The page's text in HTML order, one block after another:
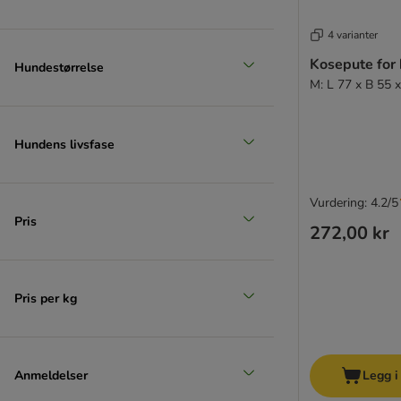
17
Hundestørrelse
Hundens livsfase
Pris
Pris per kg
Anmeldelser
4 varianter
Kosepute for
M: L 77 x B 55
272,00 kr
Vurdering: 4.2/5
Legg